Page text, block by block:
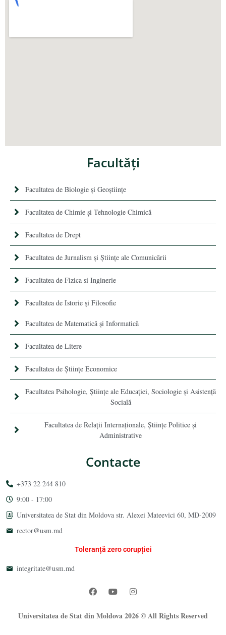
Facultăţi
Facultatea de Biologie și Geoștiințe
Facultatea de Chimie şi Tehnologie Chimică
Facultatea de Drept
Facultatea de Jurnalism şi Ştiinţe ale Comunicării
Facultatea de Fizica si Inginerie
Facultatea de Istorie şi Filosofie
Facultatea de Matematică şi Informatică
Facultatea de Litere
Facultatea de Științe Economice
Facultatea Psihologie, Ştiinţe ale Educaţiei, Sociologie și Asistență
Socială
Facultatea de Relaţii Internaţionale, Ştiinţe Politice şi
Administrative
Contacte
+373 22 244 810
9:00 - 17:00
Universitatea de Stat din Moldova str. Alexei Mateevici 60, MD-2009
rector@usm.md
Toleranță zero corupției
integritate@usm.md
Universitatea de Stat din Moldova 2026 © All Rights Reserved